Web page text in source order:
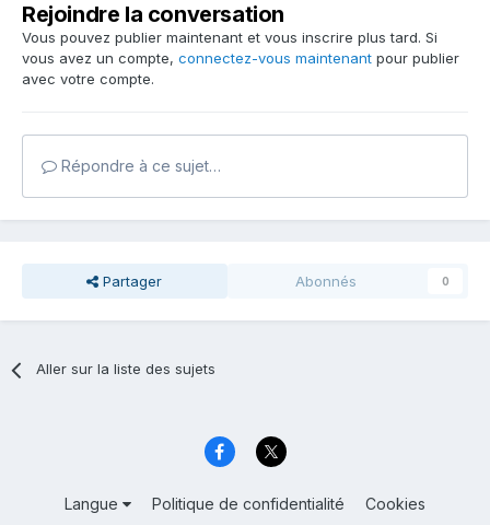
Rejoindre la conversation
Vous pouvez publier maintenant et vous inscrire plus tard. Si
vous avez un compte, connectez-vous maintenant pour publier
avec votre compte.
Répondre à ce sujet…
Partager Abonnés 0
Aller sur la liste des sujets
Langue Politique de confidentialité Cookies